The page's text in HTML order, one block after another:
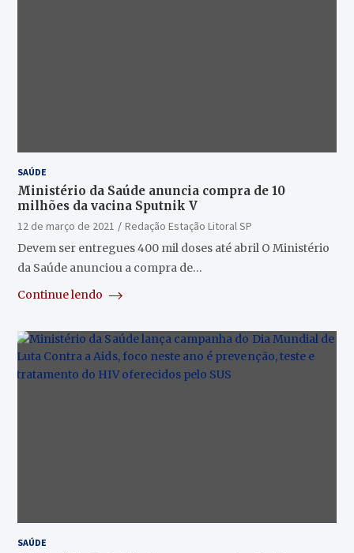
SAÚDE
Ministério da Saúde anuncia compra de 10
milhões da vacina Sputnik V
12 de março de 2021
Redação Estação Litoral SP
Devem ser entregues 400 mil doses até abril O Ministério
da Saúde anunciou a compra de…
Continue lendo
SAÚDE